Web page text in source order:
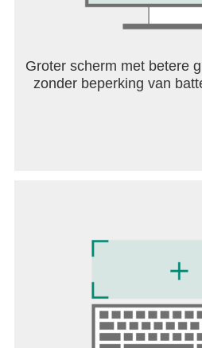
Groter scherm met betere
zonder beperking van